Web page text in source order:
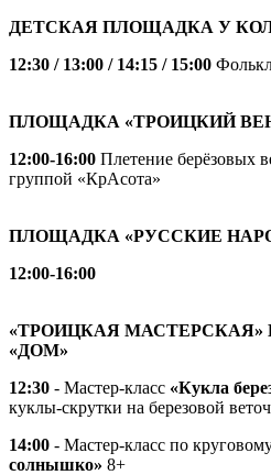
ДЕТСКАЯ ПЛОЩАДКА У
12:30 / 13:00 / 14:15 / 15:00
ПЛОЩАДКА «ТРОИЦКИЙ
12:00-16:00 Плетение берёзовых
группой «КрАсота»
ПЛОЩАДКА «РУССКИЕ
12:00-16:00
«ТРОИЦКАЯ МАСТЕРСКАЯ»
«ДОМ»
12:30 - Мастер-класс «Кукла
куклы-скрутки на березовой
14:00 - Мастер-класс по
солнышко» 8+